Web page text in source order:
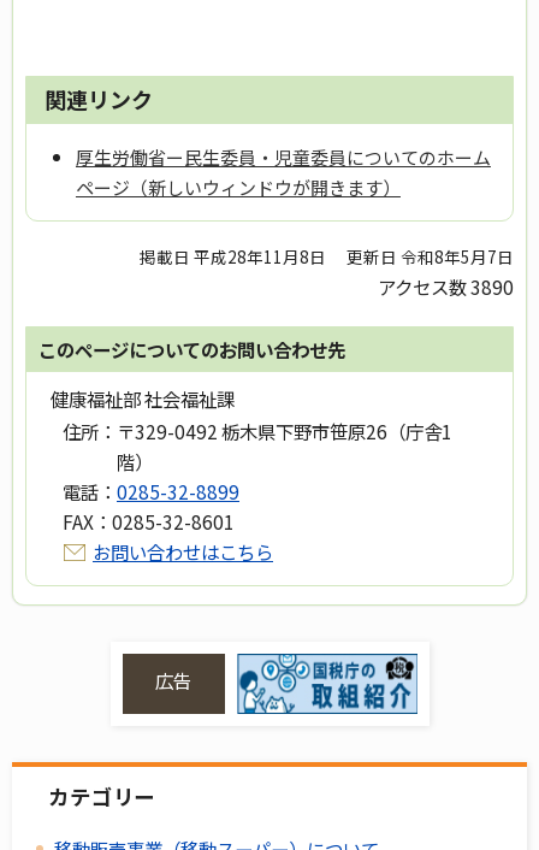
関連リンク
厚生労働省ー民生委員・児童委員についてのホーム
ページ（新しいウィンドウが開きます）
掲載日 平成28年11月8日 更新日 令和8年5月7日
アクセス数3890
このページについてのお問い合わせ先
健康福祉部 社会福祉課
住所： 〒329-0492 栃木県下野市笹原26（庁舎1
階）
電話： 0285-32-8899
FAX： 0285-32-8601
お問い合わせはこちら
広告
カテゴリー